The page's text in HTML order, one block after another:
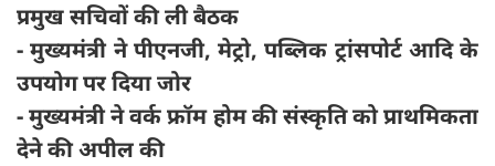
प्रमुख सचिवों की ली बैठक
- मुख्यमंत्री ने पीएनजी, मेट्रो, पब्लिक ट्रांसपोर्ट आदि के
उपयोग पर दिया जोर
- मुख्यमंत्री ने वर्क फ्रॉम होम की संस्कृति को प्राथमिकता
देने की अपील की